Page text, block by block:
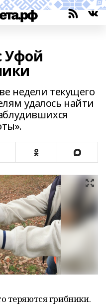
Уфой
недели текущего
удалось найти
теряются грибники.